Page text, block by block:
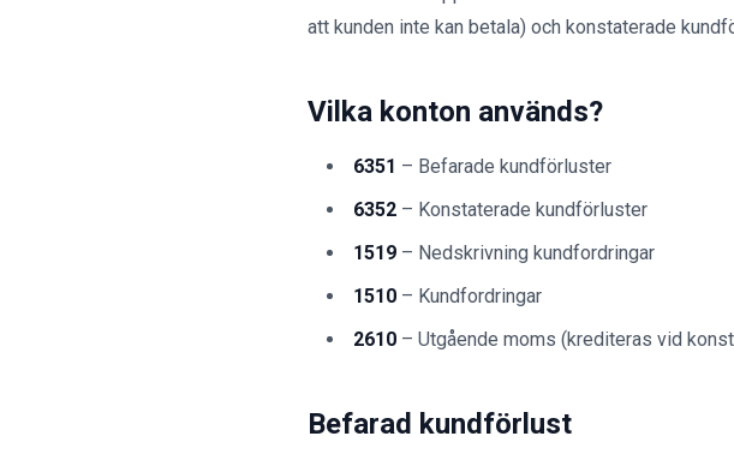
att kunden inte kan betala) och konstaterade
Vilka konton används?
6351 – Befarade kundförluster
6352 – Konstaterade kundförluster
1519 – Nedskrivning kundfordringar
1510 – Kundfordringar
2610 – Utgående moms (krediteras vid
Befarad kundförlust